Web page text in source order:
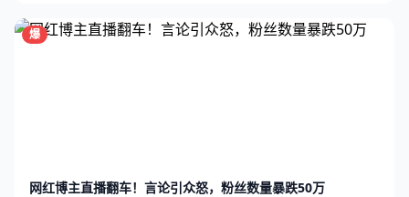
爆
网红博主直播翻车！言论引众怒，粉丝数量暴跌50万